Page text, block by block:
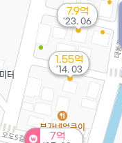
7억
7.9억
'23. 06
1.55억
'14. 03